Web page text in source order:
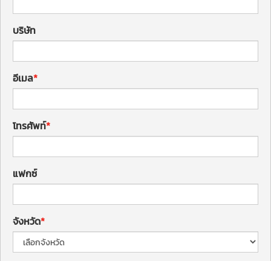
บริษัท
อีเมล
โทรศัพท์
แฟกซ์
จังหวัด